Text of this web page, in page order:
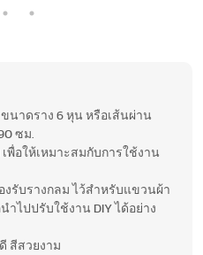
นาดราง 6 หุน หรือเส้นผ่าน
ซม.
พื่อให้เหมาะสมกับการใช้งาน
งรับรางกลม ไว้สำหรับแขวนผ้า
ำไปปรับใช้งาน DIY ได้อย่าง
สีสวยงาม